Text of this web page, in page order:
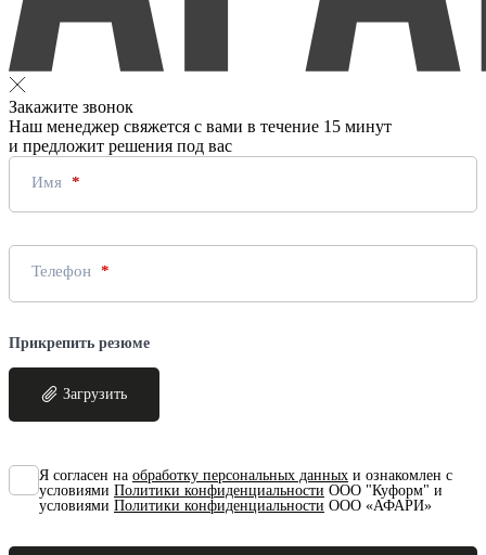
Закажите звонок
Наш менеджер свяжется с вами в течение 15 минут
и предложит решения под вас
Имя
Телефон
Прикрепить резюме
Загрузить
Я согласен на обработку персональных данных и ознакомлен с
условиями Политики конфиденциальности ООО "Куформ" и
условиями Политики конфиденциальности ООО «АФАРИ»